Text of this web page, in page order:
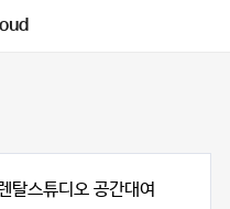
탈스튜디오 공간대여